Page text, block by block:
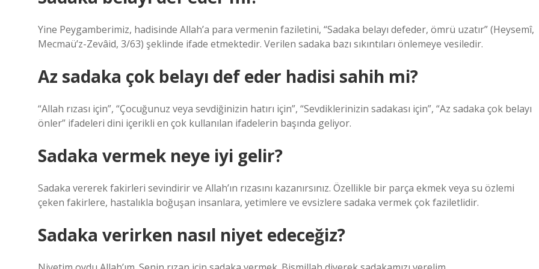
Yine Peygamberimiz, hadisinde Allah’a para vermenin faziletini, “Sadaka belayı defeder, ömrü uzatır” (Heysemî,
Mecmaü’z-Zevâid, 3/63) şeklinde ifade etmektedir. Verilen sadaka bazı sıkıntıları önlemeye vesiledir.
Az sadaka çok belayı def eder hadisi sahih mi?
“Allah rızası için”, “Çocuğunuz veya sevdiğinizin hatırı için”, “Sevdiklerinizin sadakası için”, “Az sadaka çok belayı
önler” ifadeleri dini içerikli en çok kullanılan ifadelerin başında geliyor.
Sadaka vermek neye iyi gelir?
Sadaka vererek fakirleri sevindirir ve Allah’ın rızasını kazanırsınız. Özellikle bir parça ekmek veya su özlemi
çeken fakirlere, hastalıkla boğuşan insanlara, yetimlere ve evsizlere sadaka vermek çok faziletlidir.
Sadaka verirken nasıl niyet edeceğiz?